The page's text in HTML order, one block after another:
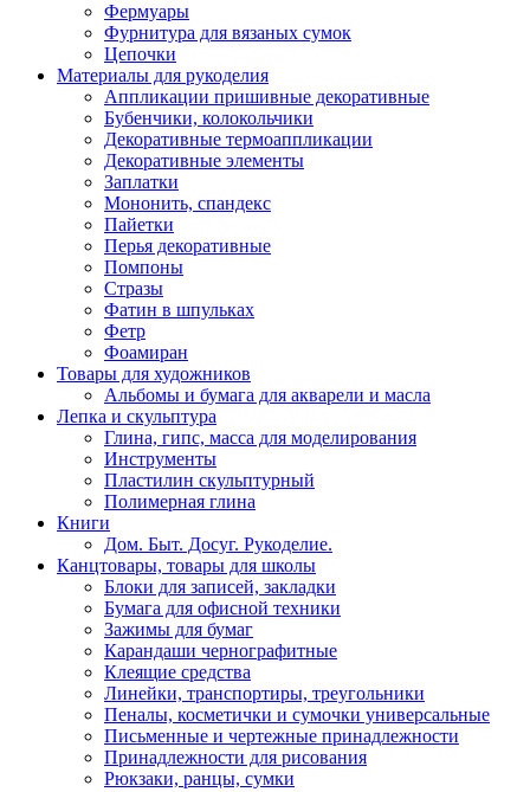
Фермуары
Фурнитура для вязаных сумок
Цепочки
Материалы для рукоделия
Аппликации пришивные декоративные
Бубенчики, колокольчики
Декоративные термоаппликации
Декоративные элементы
Заплатки
Мононить, спандекс
Пайетки
Перья декоративные
Помпоны
Стразы
Фатин в шпульках
Фетр
Фоамиран
Товары для художников
Альбомы и бумага для акварели и масла
Лепка и скульптура
Глина, гипс, масса для моделирования
Инструменты
Пластилин скульптурный
Полимерная глина
Книги
Дом. Быт. Досуг. Рукоделие.
Канцтовары, товары для школы
Блоки для записей, закладки
Бумага для офисной техники
Зажимы для бумаг
Карандаши чернографитные
Клеящие средства
Линейки, транспортиры, треугольники
Пеналы, косметички и сумочки универсальные
Письменные и чертежные принадлежности
Принадлежности для рисования
Рюкзаки, ранцы, сумки